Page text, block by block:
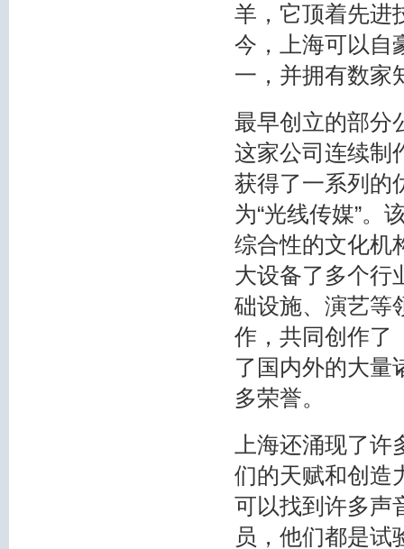
羊，它顶着先进
今，上海可以自
一，并拥有数家
最早创立的部分
这家公司连续制
获得了一系列的
为“光线传媒”。
综合性的文化机
大设备了多个行
础设施、演艺等
作，共同创作了
了国内外的大量
多荣誉。
上海还涌现了
们的天赋和创造
可以找到许多声
员，他们都是试